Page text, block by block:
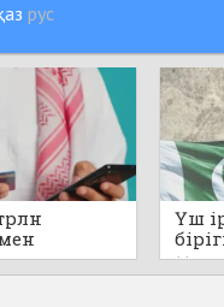
рус
Үш
11